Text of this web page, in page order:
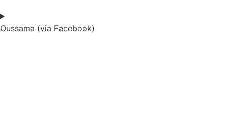
Oussama (via Facebook)